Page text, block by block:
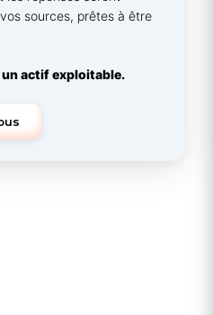
sources, prêtes à être
actif exploitable.